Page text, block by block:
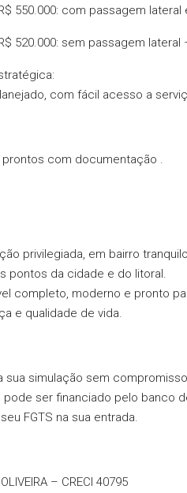
550.000: com passagem lateral
520.000: sem passagem
com fácil acesso a
prontos com documentação .
privilegiada, em bairro
pontos da cidade e do litoral.
completo, moderno e pronto
e qualidade de vida.
sua simulação sem
pode ser financiado pelo banco
FGTS na sua entrada.
– CRECI 40795